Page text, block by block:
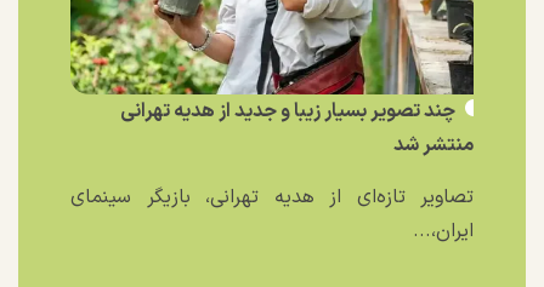
چند تصویر بسیار زیبا و جدید از هدیه تهرانی
منتشر شد
تصاویر تازه‌ای از هدیه تهرانی، بازیگر سینمای
ایران،...